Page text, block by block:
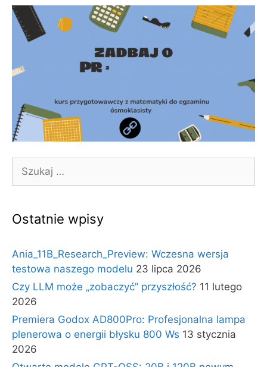
Szukaj:
Ostatnie wpisy
Ania_11B_Research_Preview: Wczesna wersja
testowa naszego modelu 23 lipca 2026
Czy LLM może „zobaczyć” przyszłość? 11 lutego
2026
Premiera Godox AD800Pro: Profesjonalna lampa
plenerowa o energii błysku 800 Ws 13 stycznia
2026